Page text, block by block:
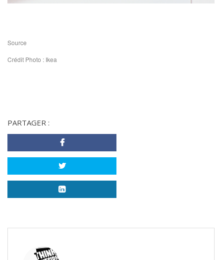
Source
Crédit Photo : Ikea
PARTAGER :